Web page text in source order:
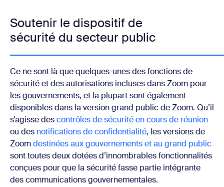
Soutenir le dispositif de
sécurité du secteur public
Ce ne sont là que quelques-unes des fonctions de
sécurité et des autorisations incluses dans Zoom pour
les gouvernements, et la plupart sont également
disponibles dans la version grand public de Zoom. Qu’il
s’agisse descontrôles de sécurité en cours de réunion
ou des notifications de confidentialité, les versions de
Zoomdestinées aux gouvernements et au grand public
sont toutes deux dotées d’innombrables fonctionnalités
conçues pour que la sécurité fasse partie intégrante
des communications gouvernementales.